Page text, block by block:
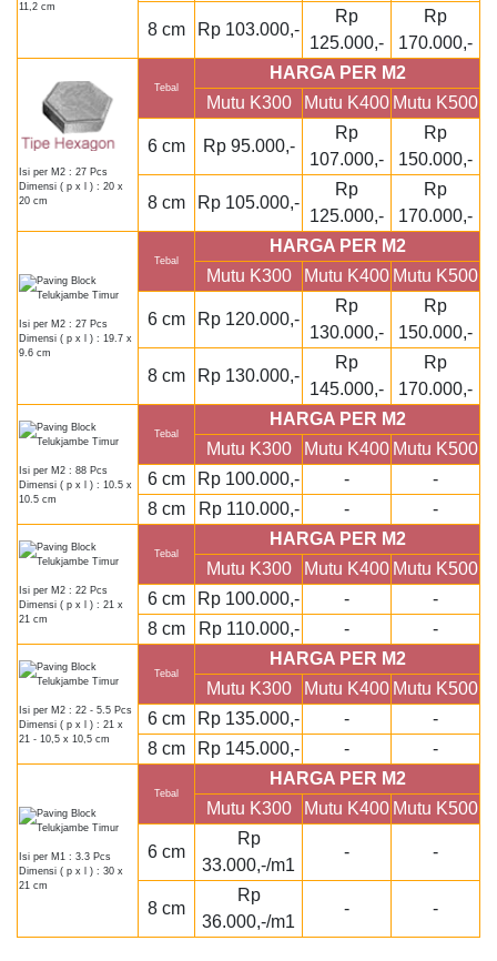
11,2 cm
8 cm Rp 103.000,-
Rp
125.000,-
Rp
170.000,-
Isi per M2 : 27 Pcs
Dimensi ( p x l ) : 20 x
20 cm
Tebal
HARGA PER M2
Mutu K300
Mutu K400 Mutu K500
6 cm Rp 95.000,-
Rp
107.000,-
Rp
150.000,-
8 cm Rp 105.000,-
Rp
125.000,-
Rp
170.000,-
Isi per M2 : 27 Pcs
Dimensi ( p x l ) : 19.7 x
9.6 cm
Tebal
HARGA PER M2
Mutu K300
Mutu K400 Mutu K500
6 cm Rp 120.000,-
Rp
130.000,-
Rp
150.000,-
8 cm Rp 130.000,-
Rp
145.000,-
Rp
170.000,-
Isi per M2 : 88 Pcs
Dimensi ( p x l ) : 10.5 x
10.5 cm
Tebal
HARGA PER M2
Mutu K300
Mutu K400 Mutu K500
6 cm
Rp 100.000,- -
-
8 cm
Rp 110.000,- - -
Isi per M2 : 22 Pcs
Dimensi ( p x l ) : 21 x
21 cm
Tebal
HARGA PER M2
Mutu K300
Mutu K400 Mutu K500
6 cm
Rp 100.000,- -
-
8 cm
Rp 110.000,- - -
Isi per M2 : 22 - 5.5 Pcs
Dimensi ( p x l ) : 21 x
21 - 10,5 x 10,5 cm
Tebal
HARGA PER M2
Mutu K300
Mutu K400 Mutu K500
6 cm
Rp 135.000,- -
-
8 cm
Rp 145.000,- - -
Isi per M1 : 3.3 Pcs
Dimensi ( p x l ) : 30 x
21 cm
Tebal
HARGA PER M2
Mutu K300
Mutu K400 Mutu K500
6 cm
Rp
33.000,-/m1
- -
8 cm
Rp
36.000,-/m1
- -